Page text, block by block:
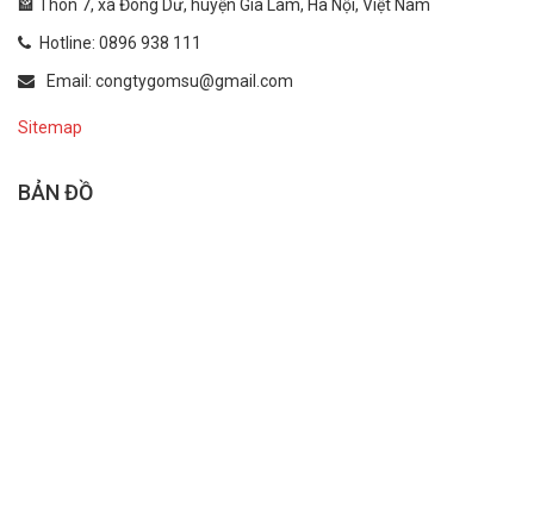
🏤 Thôn 7, xã Đông Dư, huyện Gia Lâm, Hà Nội, Việt Nam
Hotline: 0896 938 111
Email: congtygomsu@gmail.com
Sitemap
BẢN ĐỒ